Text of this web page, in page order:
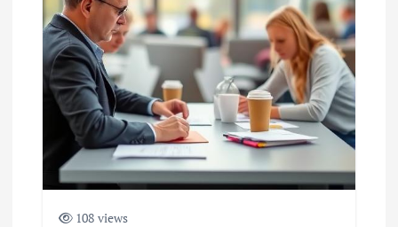
108 views